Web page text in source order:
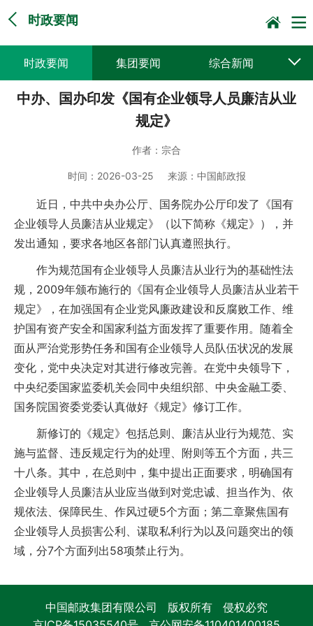
时政要闻
时政要闻 集团要闻 综合新闻
媒体聚焦 党建动态 普遍服务
中办、国办印发《国有企业领导人员廉洁从业
规定》
作者： 宗合
时间： 2026-03-25 来源： 中国邮政报
近日，中共中央办公厅、国务院办公厅印发了《国有
企业领导人员廉洁从业规定》（以下简称《规定》），并
发出通知，要求各地区各部门认真遵照执行。
作为规范国有企业领导人员廉洁从业行为的基础性法
规，2009年颁布施行的《国有企业领导人员廉洁从业若干
规定》，在加强国有企业党风廉政建设和反腐败工作、维
护国有资产安全和国家利益方面发挥了重要作用。随着全
面从严治党形势任务和国有企业领导人员队伍状况的发展
变化，党中央决定对其进行修改完善。在党中央领导下，
中央纪委国家监委机关会同中央组织部、中央金融工委、
国务院国资委党委认真做好《规定》修订工作。
新修订的《规定》包括总则、廉洁从业行为规范、实
施与监督、违反规定行为的处理、附则等五个方面，共三
十八条。其中，在总则中，集中提出正面要求，明确国有
企业领导人员廉洁从业应当做到对党忠诚、担当作为、依
规依法、保障民生、作风过硬5个方面；第二章聚焦国有
企业领导人员损害公利、谋取私利行为以及问题突出的领
域，分7个方面列出58项禁止行为。
中国邮政集团有限公司 版权所有 侵权必究